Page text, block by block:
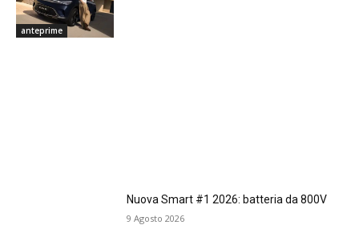
anteprime
Nuova Smart #1 2026: batteria da 800V
9 Agosto 2026